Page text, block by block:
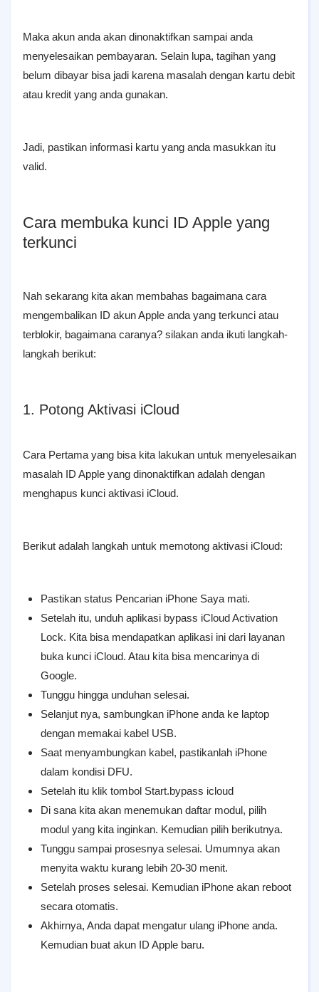
Maka akun anda akan dinonaktifkan sampai anda
menyelesaikan pembayaran. Selain lupa, tagihan yang
belum dibayar bisa jadi karena masalah dengan kartu debit
atau kredit yang anda gunakan.
Jadi, pastikan informasi kartu yang anda masukkan itu
valid.
Cara membuka kunci ID Apple yang
terkunci
Nah sekarang kita akan membahas bagaimana cara
mengembalikan ID akun Apple anda yang terkunci atau
terblokir, bagaimana caranya? silakan anda ikuti langkah-
langkah berikut:
1. Potong Aktivasi iCloud
Cara Pertama yang bisa kita lakukan untuk menyelesaikan
masalah ID Apple yang dinonaktifkan adalah dengan
menghapus kunci aktivasi iCloud.
Berikut adalah langkah untuk memotong aktivasi iCloud:
Pastikan status Pencarian iPhone Saya mati.
Setelah itu, unduh aplikasi bypass iCloud Activation
Lock. Kita bisa mendapatkan aplikasi ini dari layanan
buka kunci iCloud. Atau kita bisa mencarinya di
Google.
Tunggu hingga unduhan selesai.
Selanjut nya, sambungkan iPhone anda ke laptop
dengan memakai kabel USB.
Saat menyambungkan kabel, pastikanlah iPhone
dalam kondisi DFU.
Setelah itu klik tombol Start.bypass icloud
Di sana kita akan menemukan daftar modul, pilih
modul yang kita inginkan. Kemudian pilih berikutnya.
Tunggu sampai prosesnya selesai. Umumnya akan
menyita waktu kurang lebih 20-30 menit.
Setelah proses selesai. Kemudian iPhone akan reboot
secara otomatis.
Akhirnya, Anda dapat mengatur ulang iPhone anda.
Kemudian buat akun ID Apple baru.